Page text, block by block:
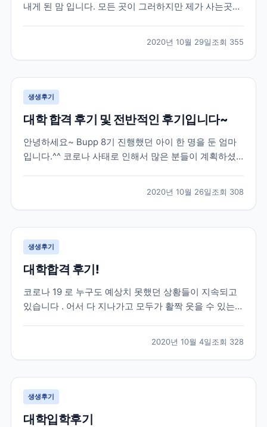
내게 된 맘 입니다. 모든 곳이 그러하지만 제가 사는곳은
아보게 되었습니다 . 인터넷으로 “ 유학원 ” 을 검색해서
2-3 군데 전화를 했는데 대부분 바...
2020년 10월 29일조회 355
생생후기
대학 합격 후기 및 전반적인 후기입니다~
안녕하세요~ Bupp 8기 진행했던 아이 한 명을 둔 엄마
입니다.^^ 코로나 사태로 인해서 많은 분들이 계획하셨
이 될까 해서 늦게나마 작성해봅니다.*^^* 저희 아이는
한국에서 고3 수능까지 응시한 후 재수를 결정했던...
2020년 10월 26일조회 308
생생후기
대학합격 후기!
코로나 19 로 누구도 예상치 못했던 상황들이 지속되고
있습니다 . 어서 다 지나가고 모두가 활짝 웃을 수 있는
들이 제 후기를 통해 결정하시는 데 조금이나마 도움이
되길 바라는 마음에 글을 올려 봅니다 . 제...
2020년 10월 4일조회 328
생생후기
대학입학후기